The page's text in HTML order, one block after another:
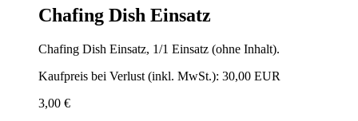
Chafing Dish Einsatz
Chafing Dish Einsatz, 1/1 Einsatz (ohne Inhalt).
Kaufpreis bei Verlust (inkl. MwSt.): 30,00 EUR
3,00 €